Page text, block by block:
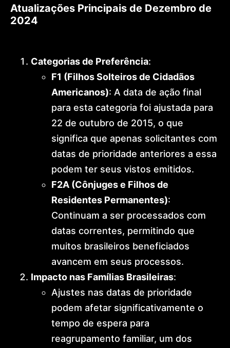
Atualizações Principais de Dezembro de
2024
Categorias de Preferência:
F1 (Filhos Solteiros de Cidadãos
Americanos): A data de ação final
para esta categoria foi ajustada para
22 de outubro de 2015, o que
significa que apenas solicitantes com
datas de prioridade anteriores a essa
podem ter seus vistos emitidos.
F2A (Cônjuges e Filhos de
Residentes Permanentes):
Continuam a ser processados com
datas correntes, permitindo que
muitos brasileiros beneficiados
avancem em seus processos.
Impacto nas Famílias Brasileiras:
Ajustes nas datas de prioridade
podem afetar significativamente o
tempo de espera para
reagrupamento familiar, um dos